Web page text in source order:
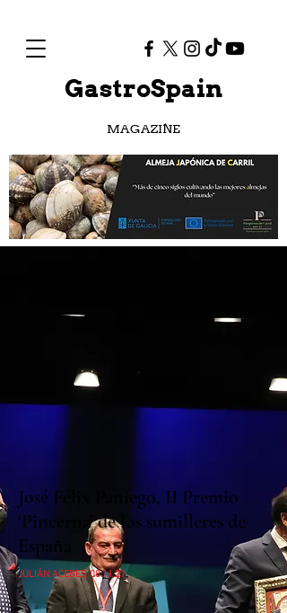
GastroSpain
MAGAZINE
José Félix Paniego, II Premio
‘Pincerna’ de los sumilleres de
España
JULIÁN ACEBES 08.11.21